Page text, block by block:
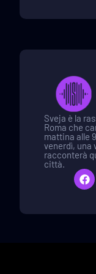
Sveja è la
Roma che
mattina alle
venerdì, una
racconterà
città.